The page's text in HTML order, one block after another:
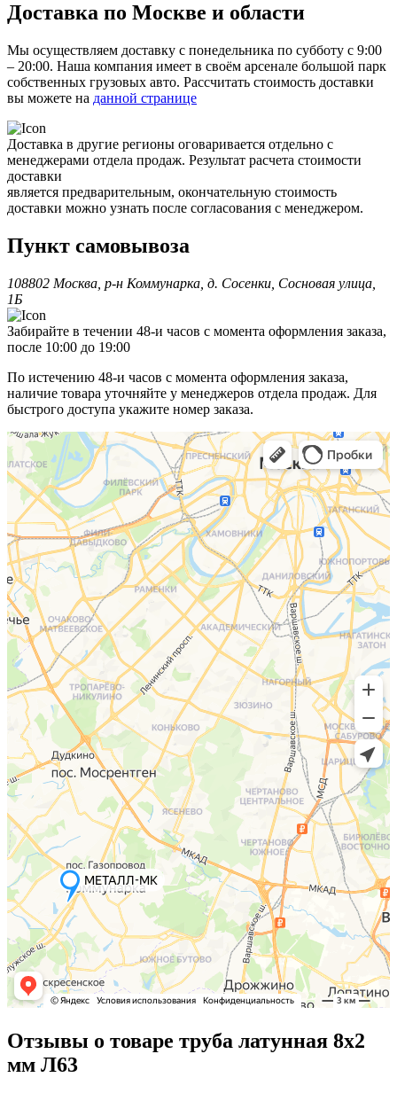
Доставка по Москве и области
Мы осуществляем доставку с понедельника по субботу с 9:00
– 20:00. Наша компания имеет в своём арсенале большой парк
собственных грузовых авто. Рассчитать стоимость доставки
вы можете на данной странице
Доставка в другие регионы оговаривается отдельно с
менеджерами отдела продаж. Результат расчета стоимости
доставки
является предварительным, окончательную стоимость
доставки можно узнать после согласования с менеджером.
Пункт самовывоза
108802 Москва, р-н Коммунарка, д. Сосенки, Сосновая улица,
1Б
Забирайте в течении 48-и часов с момента оформления заказа,
после 10:00 до 19:00
По истечению 48-и часов с момента оформления заказа,
наличие товара уточняйте у менеджеров отдела продаж. Для
быстрого доступа укажите номер заказа.
Отзывы о товаре труба латунная 8х2
мм Л63